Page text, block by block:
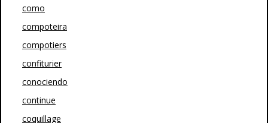
como
compoteira
compotiers
confiturier
conociendo
continue
coquillage